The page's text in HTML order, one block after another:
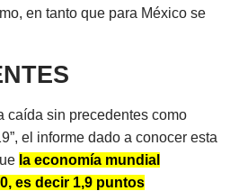
en tanto que para México se
caída sin precedentes como
el informe dado a conocer esta
la economía mundial
es decir 1,9 puntos